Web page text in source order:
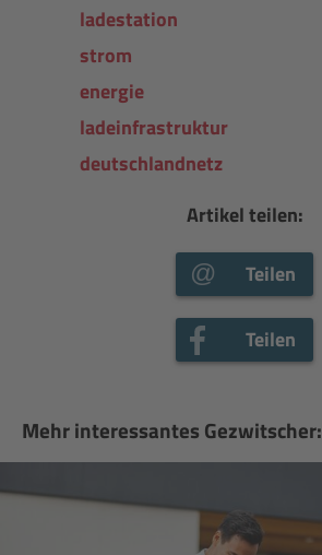
ladestation
strom
energie
ladeinfrastruktur
deutschlandnetz
Artikel teilen:
Teilen
Teilen
Mehr interessantes Gezwitscher: